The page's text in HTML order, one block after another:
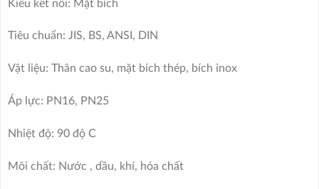
Kiểu kết nối: Mặt bích
Tiêu chuẩn: JIS, BS, ANSI, DIN
Vật liệu: Thân cao su, mặt bích thép, bích inox
Áp lực: PN16, PN25
Nhiệt độ: 90 độ C
Môi chất: Nước , dầu, khí, hóa chất